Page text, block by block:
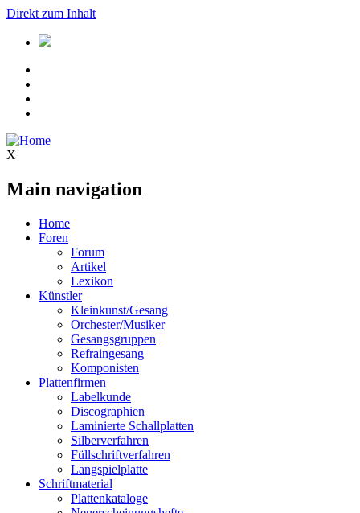
Direkt zum Inhalt
X
Main navigation
Home
Foren
Forum
Artikel
Lexikon
Künstler
Kleinkunst/Gesang
Orchester/Musiker
Gesangsgruppen
Refraingesang
Komponisten
Plattenfirmen
Labelkunde
Discographien
Laminierte Schallplatten
Silberverfahren
Füllschriftverfahren
Langspielplatte
Schriftmaterial
Plattenkataloge